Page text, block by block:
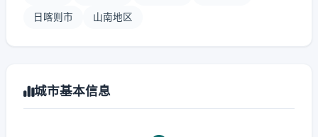
日喀则市 山南地区
城市基本信息